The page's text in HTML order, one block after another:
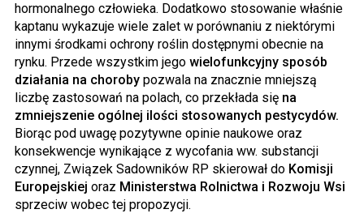
hormonalnego człowieka. Dodatkowo stosowanie właśnie
kaptanu wykazuje wiele zalet w porównaniu z niektórymi
innymi środkami ochrony roślin dostępnymi obecnie na
rynku. Przede wszystkim jego wielofunkcyjny sposób
działania na choroby pozwala na znacznie mniejszą
liczbę zastosowań na polach, co przekłada się na
zmniejszenie ogólnej ilości stosowanych pestycydów.
Biorąc pod uwagę pozytywne opinie naukowe oraz
konsekwencje wynikające z wycofania ww. substancji
czynnej, Związek Sadowników RP skierował do Komisji
Europejskiej oraz Ministerstwa Rolnictwa i Rozwoju Wsi
sprzeciw wobec tej propozycji.